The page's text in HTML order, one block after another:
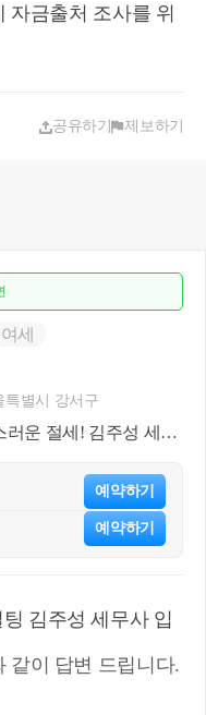
자금출처 조사를 위
공유하기 제보하기
세
특별시 강서구
운 절세! 김주성 세무
예약하기
예약하기
입
같이 답변 드립니다.